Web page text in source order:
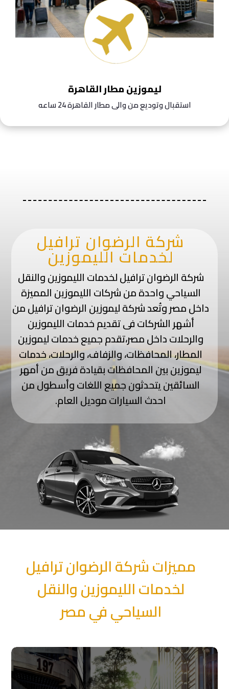
ليموزين مطار القاهرة
استقبال وتوديع من والى مطار القاهرة 24 ساعه
شركة الرضوان ترافيل
لخدمات الليموزين
شركة الرضوان ترافيل لخدمات الليموزين والنقل
السياحي واحدة من شركات الليموزين المميزة
داخل مصر وتُعد شركة ليموزين الرضوان ترافيل من
أشهر الشركات فى تقديم خدمات الليموزين
والرحلات داخل مصر،تقدم جميع خدمات ليموزين
المطار، المحافظات، والزفاف، والرحلات، خدمات
ليموزين بين المحافظات بقيادة فريق من أمهر
السائقين يتحدثون جميع اللغات وأسطول من
احدث السيارات موديل العام.
مميزات شركة الرضوان ترافيل
لخدمات الليموزين والنقل
السياحي في مصر